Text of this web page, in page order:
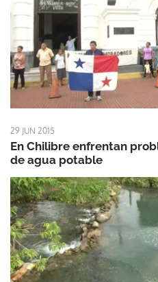
29 JUN 2015
En Chilibre enfrentan
de agua potable